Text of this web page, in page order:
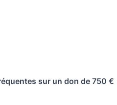
sur un don de 750 €